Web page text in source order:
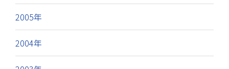
2005年
2004年